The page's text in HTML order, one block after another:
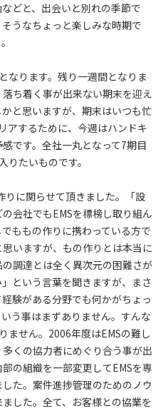
どと、出会いと別れの季節で
うなちょっと楽しみな時期で
なります。残り一週間となりま
ち着く事が出来ない期末を迎え
と思いますが、期末はいつも忙
アするために、今週はハンドキ
です。全社一丸となって7期目
りたいものです。
りに関らせて頂きました。「設
会社でもEMSを標榜し取り組ん
ももの作りに携わっている方で
いますが、もの作りとは本当に
調達とは全く異次元の困難さが
という言葉を聞きますが、まさ
験がある分野でも何かがちょっ
う事はまずありません。すんな
ません。2006年度はEMSの難し
くの協力者にめぐり合う事が出
の組織を一部変更してEMSを専
た。案件進捗管理のためのノウ
した。全て、お客様との協業を